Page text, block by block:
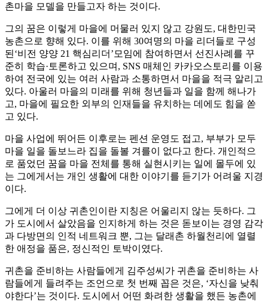
촌마을 모델을 만들고자 하는 것이다.
그의 꿈은 이렇게 마을에 머물러 있지 않고 강원도, 대한민국
농촌으로 향해 있다. 이를 위해 30여명의 마을 리더들로 구성
된‘비전 양양 21 핵심리더’모임에 참여하면서 선진사례를 꾸
준히 학습·토론하고 있으며, SNS 매체인 카카오스토리를 이용
하여 전국에 있는 여러 사람과 소통하면서 마을을 적극 알리고
있다. 아울러 마을의 미래를 위해 청년들과 일을 함께 해나가
고, 마을에 필요한 외부의 인재들을 유치하는 데에도 힘을 쏟
고 있다.
마을 사업에 뛰어든 이후로는 펜션 운영도 접고, 부부가 모두
마을 일을 돌보느라 집을 돌볼 겨를이 없다고 한다. 개인적으
로 품었던 꿈을 마을 전체를 통해 실현시키는 일에 몰두에 있
는 그에게서는 개인 생활에 대한 이야기를 듣기가 어려울 지경
이다.
그에게 더 이상 귀촌인이란 지칭은 어울리지 않는 듯하다. 그
가 도시에서 살았음을 인지하게 하는 것은 돋보이는 경영 감각
과 다방면의 인적 네트워크 뿐, 그는 달래촌 하월천리에 열렬
한 애정을 품은, 정신적인 토박이였다.
귀촌을 준비하는 사람들에게 김주성씨가 귀촌을 준비하는 사
람들에게 들려주는 조언으로 첫 번째 꼽은 것은, ‘자신을 낮춰
야한다’는 것이다. 도시에서 어떤 화려한 생활을 했든 농촌에